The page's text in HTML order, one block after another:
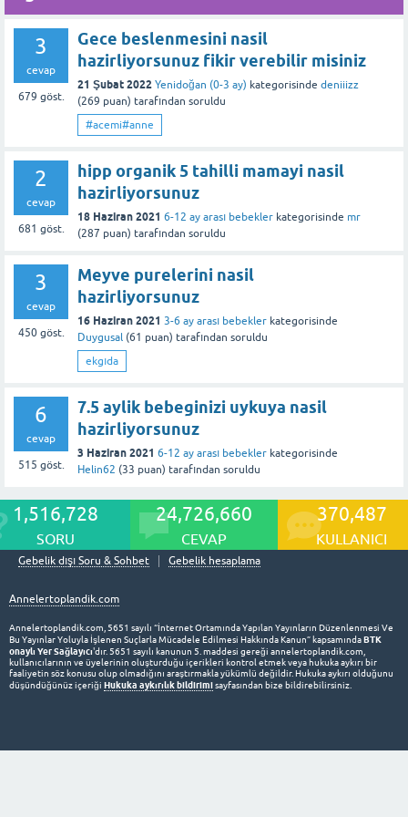
Bu yanıt faydalı oldu mu?
3
cevap
679 göst.
Gece beslenmesini nasil
hazirliyorsunuz fikir verebilir misiniz
21 Şubat 2022 Yenidoğan (0-3 ay) kategorisinde deniiizz
(269 puan) tarafından soruldu
#acemi#anne
2
cevap
681 göst.
hipp organik 5 tahilli mamayi nasil
hazirliyorsunuz
18 Haziran 2021 6-12 ay arası bebekler kategorisinde mr
(287 puan) tarafından soruldu
3
cevap
450göst.
Meyve purelerini nasil
hazirliyorsunuz
16 Haziran 2021 3-6 ay arası bebekler kategorisinde
Duygusal (61 puan) tarafından soruldu
ekgıda
6
cevap
515 göst.
7.5 aylik bebeginizi uykuya nasil
hazirliyorsunuz
3 Haziran 2021 6-12 ay arası bebekler kategorisinde
Helin62 (33 puan) tarafından soruldu
1,516,728
SORU
24,726,660
CEVAP
370,487
KULLANICI
Gebelik dışı Soru & Sohbet Gebelik hesaplama
Annelertoplandik.com
Annelertoplandik.com, 5651 sayılı “İnternet Ortamında Yapılan Yayınların Düzenlenmesi Ve
Bu Yayınlar Yoluyla İşlenen Suçlarla Mücadele Edilmesi Hakkında Kanun” kapsamındaBTK
onaylı Yer Sağlayıcı'dır. 5651 sayılı kanunun 5. maddesi gereği annelertoplandik.com,
kullanıcılarının ve üyelerinin oluşturduğu içerikleri kontrol etmek veya hukuka aykırı bir
faaliyetin söz konusu olup olmadığını araştırmakla yükümlü değildir. Hukuka aykırı olduğunu
düşündüğünüz içeriği Hukuka aykırılık bildirimisayfasından bize bildirebilirsiniz.